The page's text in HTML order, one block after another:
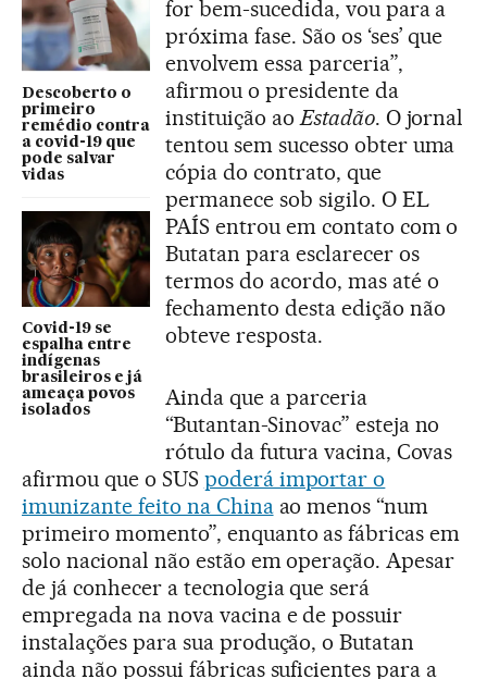
Descoberto o
primeiro
remédio contra
a covid-19 que
pode salvar
vidas
Covid-19 se
espalha entre
indígenas
brasileiros e já
ameaça povos
isolados
for bem-sucedida, vou para a
próxima fase. São os ‘ses’ que
envolvem essa parceria”,
afirmou o presidente da
instituição aoEstadão. O jornal
tentou sem sucesso obter uma
cópia do contrato, que
permanece sob sigilo. O EL
PAÍS entrou em contato com o
Butatan para esclarecer os
termos do acordo, mas até o
fechamento desta edição não
obteve resposta.
Ainda que a parceria
“Butantan-Sinovac” esteja no
rótulo da futura vacina, Covas
afirmou que o SUS poderá importar o
imunizante feito na Chinaao menos “num
primeiro momento”, enquanto as fábricas em
solo nacional não estão em operação. Apesar
de já conhecer a tecnologia que será
empregada na nova vacina e de possuir
instalações para sua produção, o Butatan
ainda não possui fábricas suficientes para a